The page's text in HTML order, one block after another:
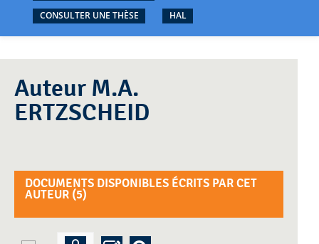
CONSULTER UNE THÈSE
HAL
Auteur M.A.
ERTZSCHEID
DOCUMENTS DISPONIBLES ÉCRITS PAR CET
AUTEUR (5)